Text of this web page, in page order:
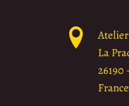
La
26190-
France